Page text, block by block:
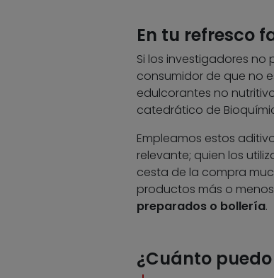
En tu refresco
Si los investigadores
consumidor de que no
edulcorantes no
catedrático de
Empleamos estos
relevante; quien los
cesta de la compra
productos más o
preparados o bollería.
¿Cuánto